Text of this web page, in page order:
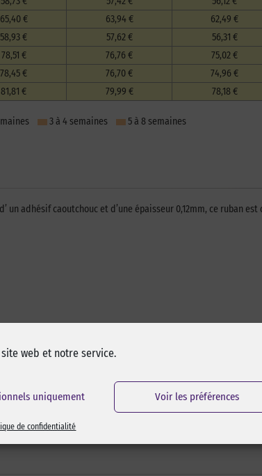
web et notre service.
uniquement Voir les préférences
de confidentialité
65,40 € 63,94 € 62,49 €
58,93 € 57,62 € 56,31 €
78,51 € 76,76 € 75,02 €
78,45 € 76,70 € 74,96 €
81,81 € 79,99 € 78,18 €
3 à 4 semaines 5 à 8 semaines
adhésif caoutchouc et d’une épaisseur 0,12mm, ce ruban